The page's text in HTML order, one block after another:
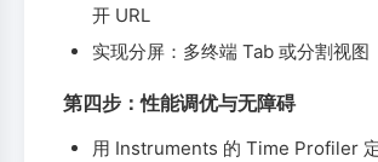
开 URL
实现分屏：多终端 Tab 或分割视图
第四步：性能调优与无障碍
用 Instruments 的 Time Profiler